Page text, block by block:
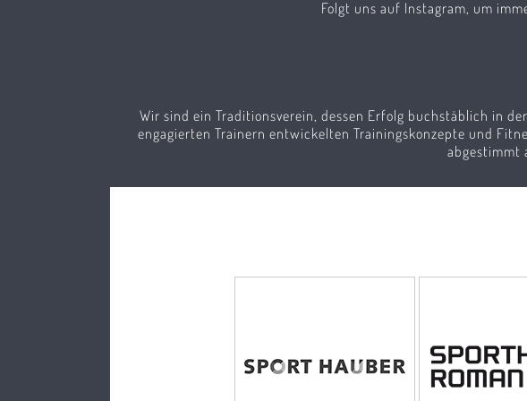
Folgt uns auf Instagram, um
Wir sind ein Traditionsverein, dessen Erfolg buchstäblich in
engagierten Trainern entwickelten Trainingskonzepte und
abgestimmt